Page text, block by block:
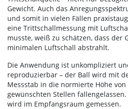
Gewicht. Auch das
und somit in vielen Fällen
eine Trittschallmessung mit
musste, weiß zu schätzen, dass der
minimalen Luftschall abstrahlt.
Die Anwendung ist unkompliziert
reproduzierbar – der Ball wird mit
Messstab in die normierte Höhe
gewünschten Stellen fallengelassen.
wird im Empfangsraum gemessen.